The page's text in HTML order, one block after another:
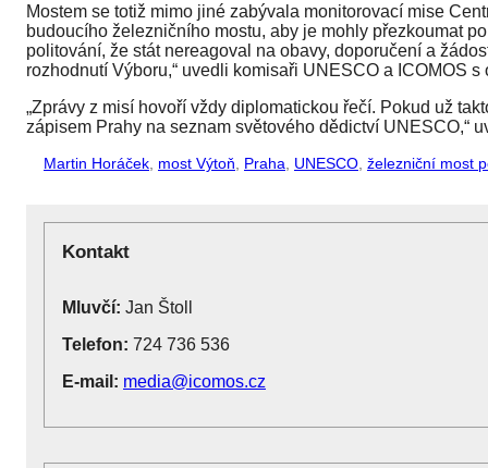
Mostem se totiž mimo jiné zabývala monitorovací mise
budoucího železničního mostu, aby je mohly přezkoumat
politování, že stát nereagoval na obavy, doporučení a
rozhodnutí Výboru,“ uvedli komisaři UNESCO a ICOMOS
„Zprávy z misí hovoří vždy diplomatickou řečí. Pokud už
zápisem Prahy na seznam světového dědictví UNESCO,“
Martin Horáček most Výtoň Praha UNESCO železniční most
Kontakt
Mluvčí: Jan Štoll
Telefon: 724 736 536
E-mail: media@icomos.cz